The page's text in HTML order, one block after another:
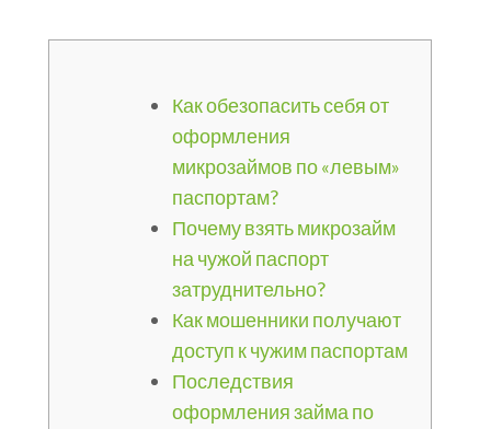
Как обезопасить себя от
оформления
микрозаймов по «левым»
паспортам?
Почему взять микрозайм
на чужой паспорт
затруднительно?
Как мошенники получают
доступ к чужим паспортам
Последствия
оформления займа по